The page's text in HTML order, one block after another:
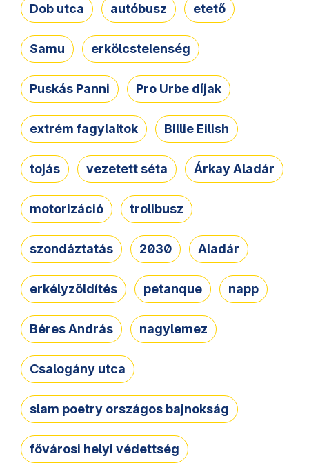
Dob utca autóbusz etető
Samu erkölcstelenség
Puskás Panni Pro Urbe díjak
extrém fagylaltok Billie Eilish
tojás vezetett séta Árkay Aladár
motorizáció trolibusz
szondáztatás 2030 Aladár
erkélyzöldítés petanque napp
Béres András nagylemez
Csalogány utca
slam poetry országos bajnokság
fővárosi helyi védettség